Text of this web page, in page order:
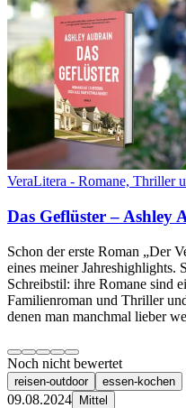
VeraLitera - Romane, Thriller
Das Geflüster – Ashley
Schon der erste Roman „Der
eines meiner Jahreshighlights.
Schreibstil: ihre Romane sind
Familienroman und Thriller
denen man manchmal lieber
Noch nicht bewertet
reisen-outdoor essen-kochen
09.08.2024 Mittel